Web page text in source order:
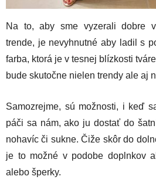
Na to, aby sme vyzerali dobre
trende, je nevyhnutné aby ladil s
farba, ktorá je v tesnej blízkosti
bude skutočne nielen trendy ale aj
Samozrejme, sú možnosti, i keď
páči sa nám, ako ju dostať do
nohavíc či sukne. Čiže skôr do
je to možné v podobe doplnkov
alebo šperky.